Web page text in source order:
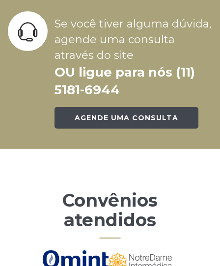
Se você tiver alguma dúvida,
agende uma consulta
através do site
OU ligue para nós (11)
5181-6944
AGENDE UMA CONSULTA
Convênios
atendidos